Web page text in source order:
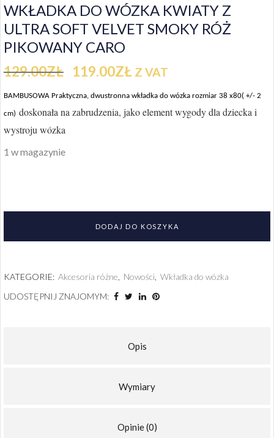
WKŁADKA DO WÓZKA KWIATY Z
ULTRA SOFT VELVET SMOKY RÓŻ
PIKOWANY CARO
129.00ZŁ 119.00ZŁ Z VAT
BAMBUSOWA Praktyczna, dwustronna wkładka do wózka rozmiar 38 x80( +/- 2
cm) doskonała na zabrudzenia, jako element wygody dla dziecka i
wystroju wózka
1 w magazynie
DODAJ DO KOSZYKA
KATEGORIE: Akcesoria różne Nowości, Wkładka do wózka
UDOSTĘPNIJ ZNAJOMYM:
Opis
Wymiary
Opinie (0)